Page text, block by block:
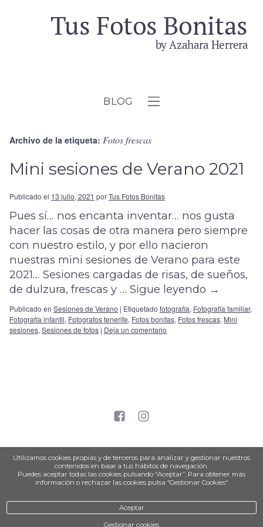
BLOG
Archivo de la etiqueta: Fotos frescas
Mini sesiones de Verano 2021
Publicado el 13 julio, 2021 porTus Fotos Bonitas
Pues sí… nos encanta inventar… nos gusta
hacer las cosas de otra manera pero siempre
con nuestro estilo, y por ello nacieron
nuestras mini sesiones de Verano para este
2021… Sesiones cargadas de risas, de sueños,
de dulzura, frescas y … Sigue leyendo →
Publicado en Sesiones de Verano | Etiquetado fotografía, Fotografía familiar,
Fotografía infantil, Fotografos tenerife, Fotos bonitas, Fotos frescas, Mini
sesiones, Sesiones de fotos | Deja un comentario
aviso legal
política de privacidad
política de cookies
Utilizamos cookies propias y de terceros para analizar y gestionar nuestros
contenidos en base a tus hábitos de navegación.
Puedes aceptar todas las cookies pulsando “Aceptar”. Para obtener más
información o rechazar las cookies pulsa “Gestionar Cookies“
Aceptar
Gestionar cookies